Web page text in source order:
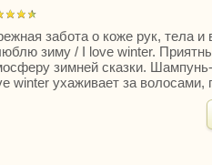
забота о коже рук, тела и
зиму / I love winter.
зимней сказки.
winter ухаживает за волосами,